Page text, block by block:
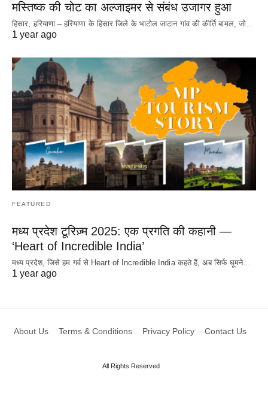
मस्तिष्क की चोट का अल्जाइमर से संबंध उजागर हुआ
हिसार, हरियाणा – हरियाणा के हिसार जिले के भाटोल जाटान गांव की कीर्ति बामल, जो…
1 year ago
FEATURED
मध्य प्रदेश टूरिज़्म 2025: एक प्रगति की कहानी —
‘Heart of Incredible India’
मध्य प्रदेश, जिसे हम गर्व से Heart of Incredible India कहते हैं, अब सिर्फ घूमने…
1 year ago
About Us Terms & Conditions Privacy Policy Contact Us
All Rights Reserved